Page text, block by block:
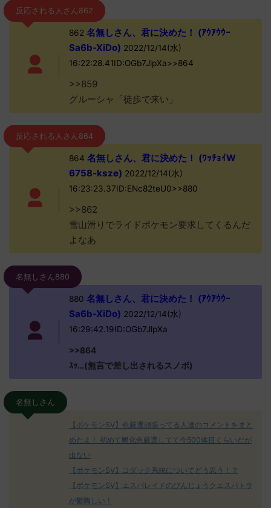
反応される人さん862
862 名無しさん、君に決めた！ (ｱｳｱｳｳｰ
Sa6b-XiDo) 2022/12/14(水)
16:22:28.41ID:OGb7JlpXa>>864
>>859
グルーシャ「徒歩で来い」
反応される人さん864
864 名無しさん、君に決めた！ (ﾜｯﾁｮｲW
6758-ksze) 2022/12/14(水)
16:23:23.37ID:ENc82teU0>>880
>>862
雪山滑りでライドポケモン要求してくるんだ
よなあ
名無しさん880
880 名無しさん、君に決めた！ (ｱｳｱｳｳｰ
Sa6b-XiDo) 2022/12/14(水)
16:29:42.19ID:OGb7JlpXa
>>864
ｽｯ…(無言で差し出されるスノボ)
名無しさん
【ポケモンSV】色厳選頑張ってる人達のコメントをまと
めたよ！ 初めて孵化色厳選してて今500体目くらいだが
出ない
【ポケモンSV】コダック系統についてどう思う！？
【ポケモンSV】エスバレイドのびんじょうクエスパトラ
が鬱陶しい！